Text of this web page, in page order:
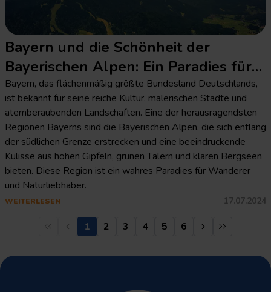
Bayern und die Schönheit der
Bayerischen Alpen: Ein Paradies für
Wanderer und Naturliebhaber
Bayern, das flächenmäßig größte Bundesland Deutschlands,
ist bekannt für seine reiche Kultur, malerischen Städte und
atemberaubenden Landschaften. Eine der herausragendsten
Regionen Bayerns sind die Bayerischen Alpen, die sich entlang
der südlichen Grenze erstrecken und eine beeindruckende
Kulisse aus hohen Gipfeln, grünen Tälern und klaren Bergseen
bieten. Diese Region ist ein wahres Paradies für Wanderer
und Naturliebhaber.
WEITERLESEN 17.07.2024
1 2 3 4 5 6